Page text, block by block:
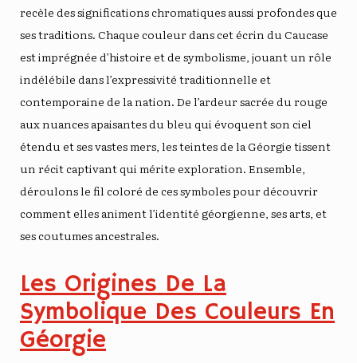
recèle des significations chromatiques aussi profondes que
ses traditions. Chaque couleur dans cet écrin du Caucase
est imprégnée d’histoire et de symbolisme, jouant un rôle
indélébile dans l’expressivité traditionnelle et
contemporaine de la nation. De l’ardeur sacrée du rouge
aux nuances apaisantes du bleu qui évoquent son ciel
étendu et ses vastes mers, les teintes de la Géorgie tissent
un récit captivant qui mérite exploration. Ensemble,
déroulons le fil coloré de ces symboles pour découvrir
comment elles animent l’identité géorgienne, ses arts, et
ses coutumes ancestrales.
Les Origines De La
Symbolique Des Couleurs En
Géorgie